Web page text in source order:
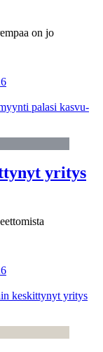
on jo
palasi kasvu-
yritys
keskittynyt yritys